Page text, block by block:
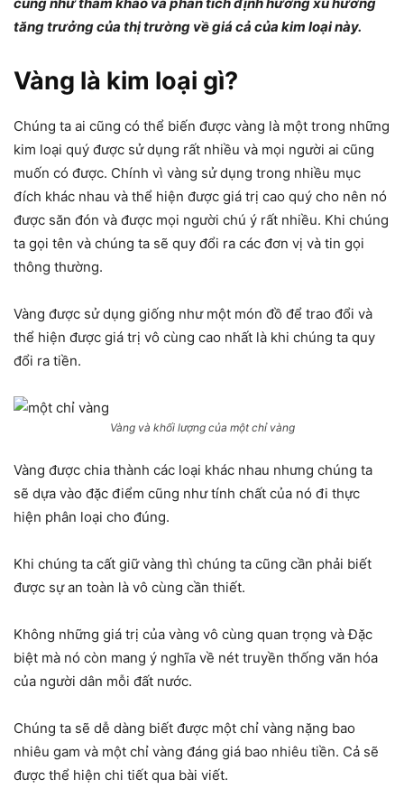
tăng trưởng của thị trường về giá cả của kim loại này.
Vàng là kim loại gì?
Chúng ta ai cũng có thể biến được vàng là một trong những
kim loại quý được sử dụng rất nhiều và mọi người ai cũng
muốn có được. Chính vì vàng sử dụng trong nhiều mục
đích khác nhau và thể hiện được giá trị cao quý cho nên nó
được săn đón và được mọi người chú ý rất nhiều. Khi chúng
ta gọi tên và chúng ta sẽ quy đổi ra các đơn vị và tin gọi
thông thường.
Vàng được sử dụng giống như một món đồ để trao đổi và
thể hiện được giá trị vô cùng cao nhất là khi chúng ta quy
đổi ra tiền.
Vàng và khối lượng của một chỉ vàng
Vàng được chia thành các loại khác nhau nhưng chúng ta
sẽ dựa vào đặc điểm cũng như tính chất của nó đi thực
hiện phân loại cho đúng.
Khi chúng ta cất giữ vàng thì chúng ta cũng cần phải biết
được sự an toàn là vô cùng cần thiết.
Không những giá trị của vàng vô cùng quan trọng và Đặc
biệt mà nó còn mang ý nghĩa về nét truyền thống văn hóa
của người dân mỗi đất nước.
Chúng ta sẽ dễ dàng biết được một chỉ vàng nặng bao
nhiêu gam và một chỉ vàng đáng giá bao nhiêu tiền. Cả sẽ
được thể hiện chi tiết qua bài viết.